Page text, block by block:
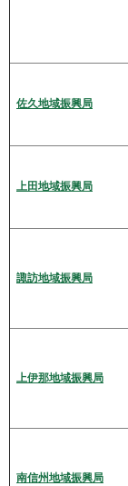
佐久地域振興局
上田地域振興局
諏訪地域振興局
上伊那地域振興局
南信州地域振興局